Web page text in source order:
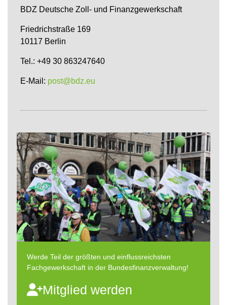
BDZ Deutsche Zoll- und Finanzgewerkschaft
Friedrichstraße 169
10117 Berlin
Tel.: +49 30 863247640
E-Mail: post@bdz.eu
Werde Teil der größten und einflussreichsten
Fachgewerkschaft in der Bundesfinanzverwaltung!
Mitglied werden